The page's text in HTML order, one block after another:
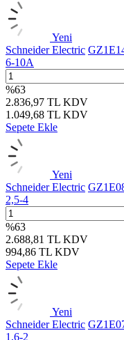
Yeni
Schneider Electric
6-10A
%63
2.836,97 TL KDV
1.049,68 TL KDV
Sepete Ekle
Yeni
Schneider Electric
2,5-4
%63
2.688,81 TL KDV
994,86 TL KDV
Sepete Ekle
Yeni
Schneider Electric
1,6-2